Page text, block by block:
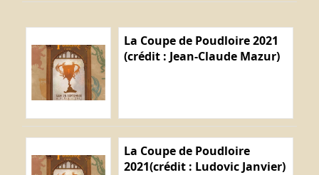
La Coupe de Poudloire 2021
(crédit : Jean-Claude Mazur)
La Coupe de Poudloire
2021(crédit : Ludovic Janvier)